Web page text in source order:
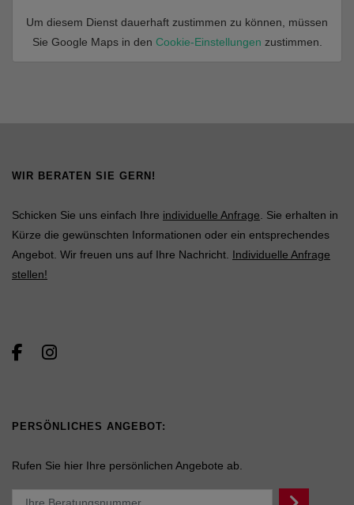
Um diesem Dienst dauerhaft zustimmen zu können, müssen
Sie Google Mapsin den Cookie-Einstellungen zustimmen.
WIR BERATEN SIE GERN!
Schicken Sie uns einfach Ihre individuelle Anfrage . Sie erhalten in
Kürze die gewünschten Informationen oder ein entsprechendes
Angebot. Wir freuen uns auf Ihre Nachricht. Individuelle Anfrage
stellen!
PERSÖNLICHES ANGEBOT:
Rufen Sie hier Ihre persönlichen Angebote ab.